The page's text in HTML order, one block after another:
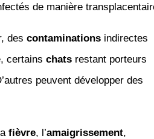
de manière
des contaminationsindirectes
certains chatsrestant porteurs
peuvent développer des
fièvre, l’amaigrissement,